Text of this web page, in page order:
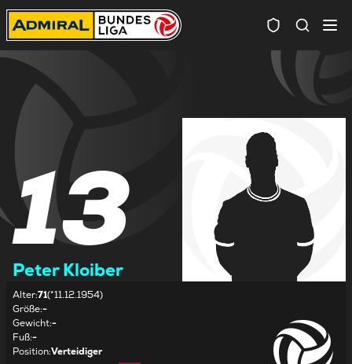
13
Peter Kloiber
Alter:71(*11.12.1954)
Größe:-
Gewicht:-
Fuß:-
Position:Verteidiger